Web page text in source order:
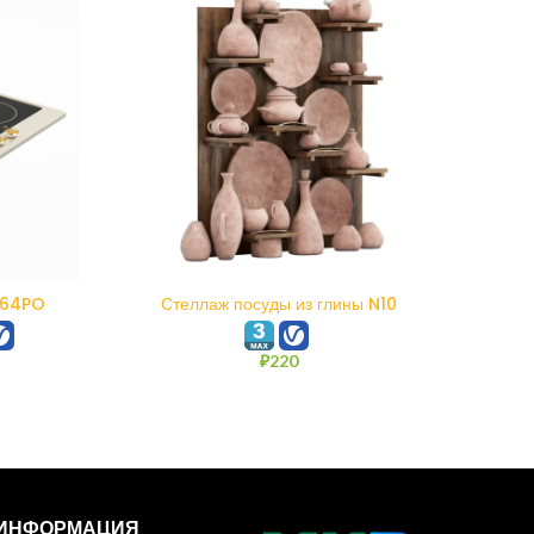
Стеллаж посуды из глины N10
₽220